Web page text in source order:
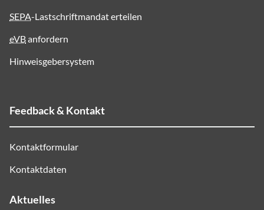
SEPA-Lastschriftmandat erteilen
eVBanfordern
Hinweisgebersystem
Feedback & Kontakt
Kontaktformular
Kontaktdaten
Aktuelles